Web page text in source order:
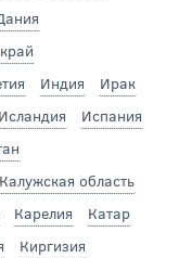
Индия
Ирак
Исландия
Испания
Калужская область
Карелия
Катар
Киргизия